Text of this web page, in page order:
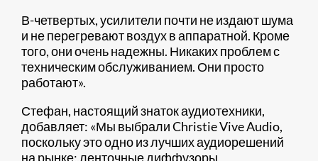
В-четвертых, усилители почти не издают шума
и не перегревают воздух в аппаратной. Кроме
того, они очень надежны. Никаких проблем с
техническим обслуживанием. Они просто
работают».
Стефан, настоящий знаток аудиотехники,
добавляет: «Мы выбрали Christie Vive Audio,
поскольку это одно из лучших аудиорешений
на рынке: ленточные диффузоры